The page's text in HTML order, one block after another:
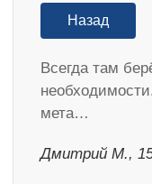
Назад
Всегда там
мета…
Дмитрий М.,